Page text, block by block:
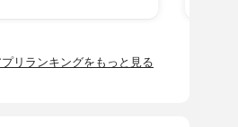
リランキングをもっと見る